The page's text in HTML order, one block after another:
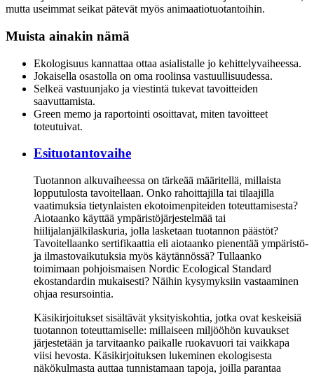
mutta useimmat seikat pätevät myös animaatiotuotantoihin.
Muista ainakin nämä
Ekologisuus kannattaa ottaa asialistalle jo kehittelyvaiheessa.
Jokaisella osastolla on oma roolinsa vastuullisuudessa.
Selkeä vastuunjako ja viestintä tukevat tavoitteiden
saavuttamista.
Green memo ja raportointi osoittavat, miten tavoitteet
toteutuivat.
Esituotantovaihe
Tuotannon alkuvaiheessa on tärkeää määritellä, millaista
lopputulosta tavoitellaan. Onko rahoittajilla tai tilaajilla
vaatimuksia tietynlaisten ekotoimenpiteiden toteuttamisesta?
Aiotaanko käyttää ympäristöjärjestelmää tai
hiilijalanjälkilaskuria, jolla lasketaan tuotannon päästöt?
Tavoitellaanko sertifikaattia eli aiotaanko pienentää ympäristö-
ja ilmastovaikutuksia myös käytännössä? Tullaanko
toimimaan pohjoismaisen Nordic Ecological Standard
ekostandardin mukaisesti? Näihin kysymyksiin vastaaminen
ohjaa resursointia.
Käsikirjoitukset sisältävät yksityiskohtia, jotka ovat keskeisiä
tuotannon toteuttamiselle: millaiseen miljööhön kuvaukset
järjestetään ja tarvitaanko paikalle ruokavuori tai vaikkapa
viisi hevosta. Käsikirjoituksen lukeminen ekologisesta
näkökulmasta auttaa tunnistamaan tapoja, joilla parantaa